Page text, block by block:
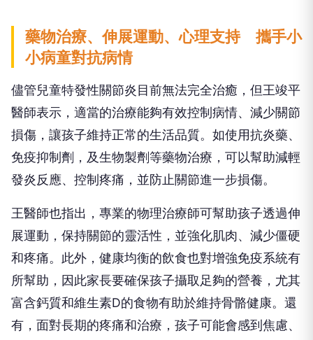
藥物治療、伸展運動、心理支持 攜手小
小病童對抗病情
儘管兒童特發性關節炎目前無法完全治癒，但王竣平
醫師表示，適當的治療能夠有效控制病情、減少關節
損傷，讓孩子維持正常的生活品質。如使用抗炎藥、
免疫抑制劑，及生物製劑等藥物治療，可以幫助減輕
發炎反應、控制疼痛，並防止關節進一步損傷。
王醫師也指出，專業的物理治療師可幫助孩子透過伸
展運動，保持關節的靈活性，並強化肌肉、減少僵硬
和疼痛。此外，健康均衡的飲食也對增強免疫系統有
所幫助，因此家長要確保孩子攝取足夠的營養，尤其
富含鈣質和維生素D的食物有助於維持骨骼健康。還
有，面對長期的疼痛和治療，孩子可能會感到焦慮、